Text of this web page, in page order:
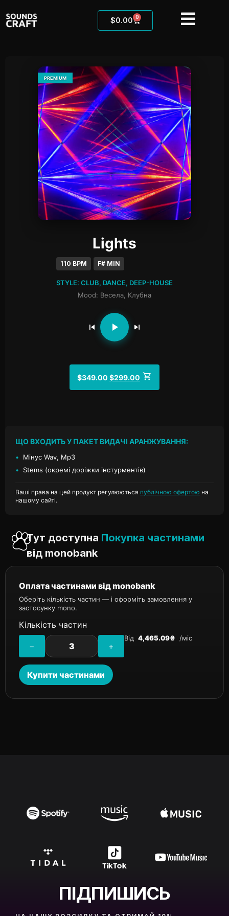
$0.00 0
PREMIUM
Lights
110 BPM F# MIN
STYLE: CLUB, DANCE, DEEP-HOUSE
Mood: Весела, Клубна
$349.00$299.00
ЩО ВХОДИТЬ У ПАКЕТ ВИДАЧІ АРАНЖУВАННЯ:
•
Мінус Wav, Mp3
•
Stems (окремі доріжки інстурментів)
Ваші права на цей продукт регулюються публічною офертою на
нашому сайті.
Тут доступна Покупка частинами
від monobank
Оплата частинами від monobank
Оберіть кількість частин — і оформіть замовлення у
застосунку mono.
Кількість частин
− +
Від 4,465.09₴ /міс
Купити частинами
ПІДПИШИСЬ